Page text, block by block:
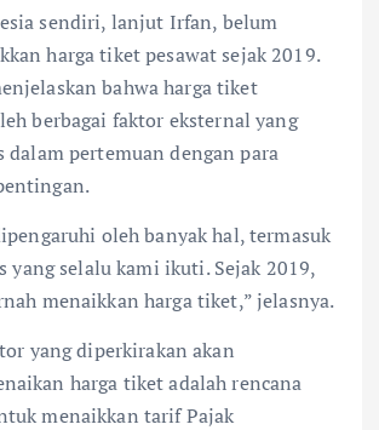
sendiri, lanjut Irfan, belum
harga tiket pesawat sejak 2019.
bahwa harga tiket
berbagai faktor eksternal yang
dalam pertemuan dengan para
oleh banyak hal, termasuk
yang selalu kami ikuti. Sejak 2019,
menaikkan harga tiket,” jelasnya.
yang diperkirakan akan
harga tiket adalah rencana
menaikkan tarif Pajak